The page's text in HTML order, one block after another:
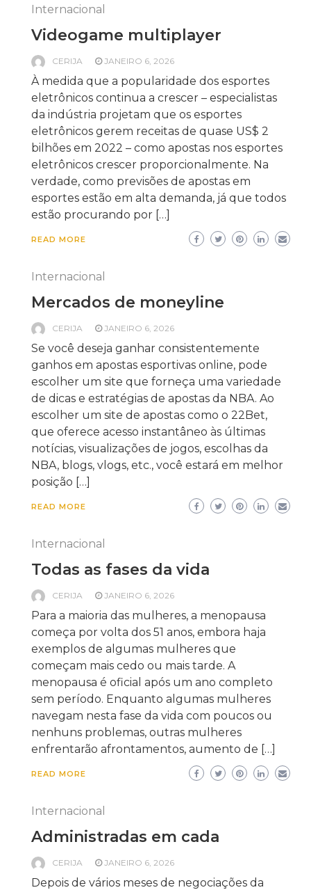
Internacional
Videogame multiplayer
CERIJA JANEIRO 6, 2026
À medida que a popularidade dos esportes
eletrônicos continua a crescer – especialistas
da indústria projetam que os esportes
eletrônicos gerem receitas de quase US$ 2
bilhões em 2022 – como apostas nos esportes
eletrônicos crescer proporcionalmente. Na
verdade, como previsões de apostas em
esportes estão em alta demanda, já que todos
estão procurando por […]
READ MORE
Internacional
Mercados de moneyline
CERIJA JANEIRO 6, 2026
Se você deseja ganhar consistentemente
ganhos em apostas esportivas online, pode
escolher um site que forneça uma variedade
de dicas e estratégias de apostas da NBA. Ao
escolher um site de apostas como o 22Bet,
que oferece acesso instantâneo às últimas
notícias, visualizações de jogos, escolhas da
NBA, blogs, vlogs, etc., você estará em melhor
posição […]
READ MORE
Internacional
Todas as fases da vida
CERIJA JANEIRO 6, 2026
Para a maioria das mulheres, a menopausa
começa por volta dos 51 anos, embora haja
exemplos de algumas mulheres que
começam mais cedo ou mais tarde. A
menopausa é oficial após um ano completo
sem período. Enquanto algumas mulheres
navegam nesta fase da vida com poucos ou
nenhuns problemas, outras mulheres
enfrentarão afrontamentos, aumento de […]
READ MORE
Internacional
Administradas em cada
CERIJA JANEIRO 6, 2026
Depois de vários meses de negociações da